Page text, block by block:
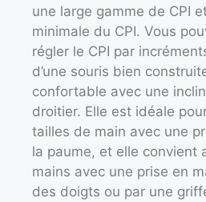
une large gamme de CPI
minimale du CPI. Vous
régler le CPI par
d’une souris bien
confortable avec une
droitier. Elle est idéale
tailles de main avec une
la paume, et elle convient
mains avec une prise en
des doigts ou par une